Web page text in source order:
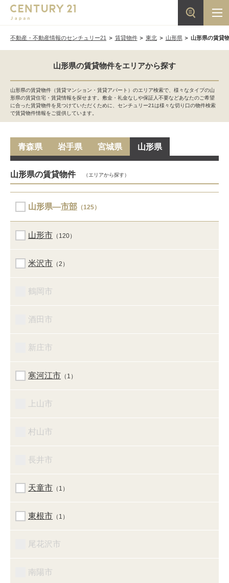
不動産・不動産情報のセンチュリー21 賃貸物件 東北 山形県 山形県の賃貸
山形県の賃貸物件をエリアから探す
山形県の賃貸物件（賃貸マンション・賃貸アパート）のエリア検索で、様々なタイプの山
形県の賃貸住宅・賃貸情報を探せます。敷金・礼金なしや保証人不要などあなたのご希望
に合った賃貸物件を見つけていただくために、センチュリー21は様々な切り口の物件検索
で賃貸物件情報をご提供しています。
青森県 岩手県 宮城県 山形県
山形県の賃貸物件 （エリアから探す）
山形県―市部 （125）
山形市 （120）
米沢市 （2）
鶴岡市
酒田市
新庄市
寒河江市 （1）
上山市
村山市
長井市
天童市 （1）
東根市 （1）
尾花沢市
南陽市